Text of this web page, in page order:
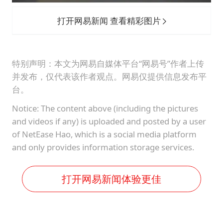
打开网易新闻 查看精彩图片
特别声明：本文为网易自媒体平台“网易号”作者上传
并发布，仅代表该作者观点。网易仅提供信息发布平
台。
Notice: The content above (including the pictures
and videos if any) is uploaded and posted by a user
of NetEase Hao, which is a social media platform
and only provides information storage services.
打开网易新闻体验更佳